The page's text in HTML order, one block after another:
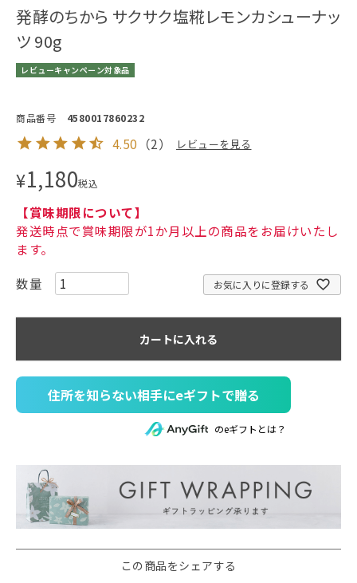
発酵のちから サクサク塩糀レモンカシューナッ
ツ 90g
レビューキャンペーン対象品
商品番号 4580017860232
4.50 （2） レビューを見る
¥1,180税込
【賞味期限について】
発送時点で賞味期限が1か月以上の商品をお届けいたし
ます。
お気に入りに登録する
カートに入れる
住所を知らない相手にeギフトで贈る
のeギフトとは？
この商品をシェアする